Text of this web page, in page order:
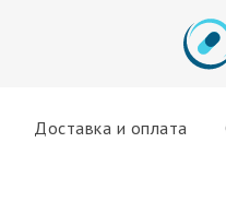
Доставка и оплата